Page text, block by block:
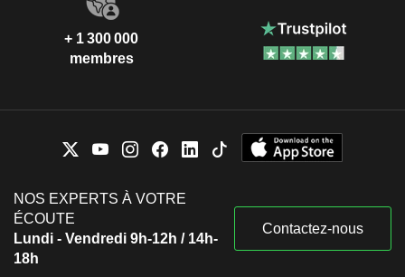
+ 1 300 000
membres
NOS EXPERTS À VOTRE
ÉCOUTE
Lundi - Vendredi 9h-12h / 14h-
18h
Contactez-nous